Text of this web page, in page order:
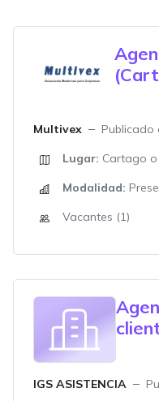
Multivex
Publicado
Lugar: Cartago
Modalidad:
Vacantes (1)
IGS ASISTENCIA